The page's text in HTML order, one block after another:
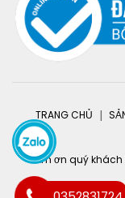
TRANG CHỦ
Cảm ơn quý